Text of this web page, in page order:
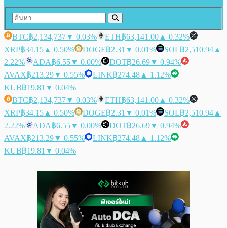
BTC฿2,134,737▼ 0.03% ETH฿63,141.00 ▲ 0.32%
XRP฿34.15 ▲ 0.50% DOGE฿2.31 ▼ 0.01% SOL฿2,510.94 ▲
2.22%
ADA฿6.55▼ 0.00% DOT฿26.69▼ 0.94%
AVAX฿213.29▼ 0.55% LINK฿274.48 ▲ 1.12%
KUB฿19.81 ▼ 0.04%
BTC฿2,134,737▼ 0.03% ETH฿63,141.00 ▲ 0.32%
XRP฿34.15 ▲ 0.50% DOGE฿2.31 ▼ 0.01% SOL฿2,510.94 ▲
2.22%
ADA฿6.55▼ 0.00% DOT฿26.69▼ 0.94%
AVAX฿213.29▼ 0.55% LINK฿274.48 ▲ 1.12%
KUB฿19.81 ▼ 0.04%